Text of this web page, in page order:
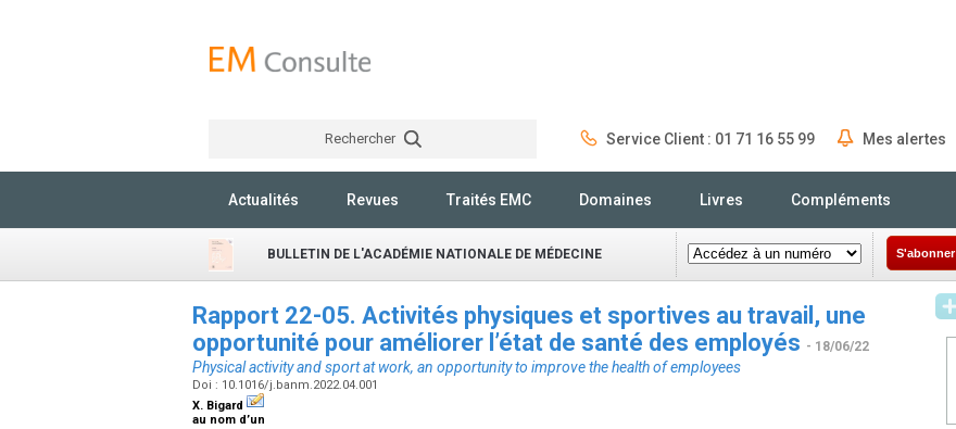
Rechercher Service Client : 01 71 16 55 99 Mes alertes
Actualités Revues Traités EMC Domaines Livres Compléments
BULLETIN DE L'ACADÉMIE NATIONALE DE MÉDECINE S'abonner
Rapport 22-05. Activités physiques et sportives au travail, une
opportunité pour améliorer l’état de santé des employés - 18/06/22
Physical activity and sport at work, an opportunity to improve the health of employees
Doi : 10.1016/j.banm.2022.04.001
X. Bigard
au nom d’un